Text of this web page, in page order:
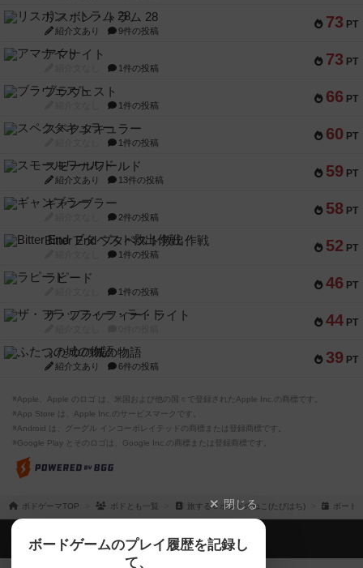
73 PT
リスボン・トラム 28
紹介文あり 9件の投稿
73 PT
アマナイト
1件の投稿
66 PT
ブラヴェスト
1件の投稿
60 PT
スペクタキュラー
1件の投稿
59 PT
スモールワールド
紹介文あり 13件の投稿
58 PT
ギャンブラー
2件の投稿
52 PT
Bitter End ブタペスト救出作戦
1件の投稿
46 PT
ラピード
1件の投稿
44 PT
ザ・フラッフィー・ライト
39 PT
ふたつの城の物語
紹介文あり 6件の投稿
※Apple、Apple のロゴ は、米国および他の国々で登録されたApple Inc.の商標です。
※App Store は、Apple Inc.のサービスマークです。
※Android は、グーグル インコーポレイテッドの商標または登録商標です。
※Google Play とそのロゴは、Google Inc.の商標または登録商標です。
ボドゲーマTOP ボドとも一覧 旅する８ポンドのねこ(たびはち) ボード
閉じる
ボードゲームのプレイ履歴を記録し
て、
ボドゲーマTOP